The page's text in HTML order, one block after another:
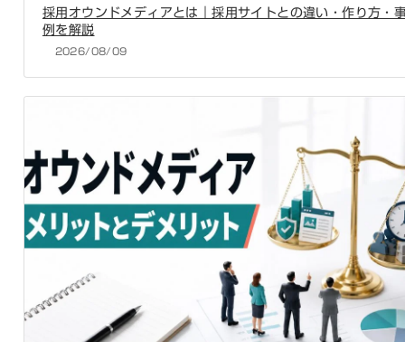
採用オウンドメディアとは｜採用サイトとの違い・作り方・
例を解説
2026/08/09